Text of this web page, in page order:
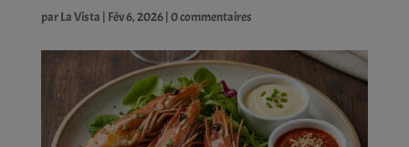
parLa Vista | Fév 6, 2026| 0 commentaires